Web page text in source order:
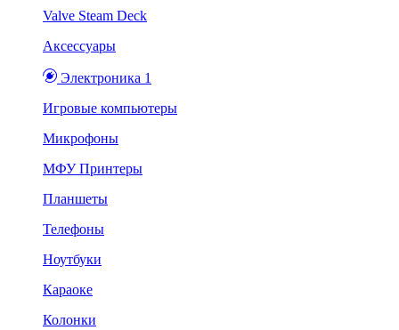
Valve Steam Deck
Аксессуары
Электроника 1
Игровые компьютеры
Микрофоны
МФУ Принтеры
Планшеты
Телефоны
Ноутбуки
Караоке
Колонки